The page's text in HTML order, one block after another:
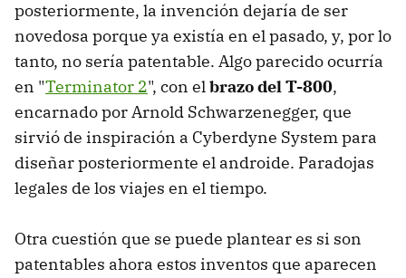
posteriormente, la invención dejaría de ser
novedosa porque ya existía en el pasado, y, por lo
tanto, no sería patentable. Algo parecido ocurría
en "Terminator 2", con elbrazo del T-800,
encarnado por Arnold Schwarzenegger, que
sirvió de inspiración a Cyberdyne System para
diseñar posteriormente el androide. Paradojas
legales de los viajes en el tiempo.
Otra cuestión que se puede plantear es si son
patentables ahora estos inventos que aparecen